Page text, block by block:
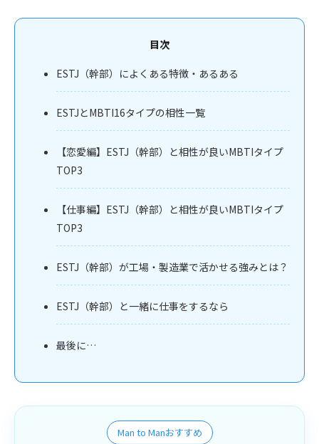
目次
ESTJ（幹部）によくある特徴・あるある
ESTJとMBTI16タイプの相性一覧
【恋愛編】ESTJ（幹部）と相性が良いMBTIタイプ
TOP3
【仕事編】ESTJ（幹部）と相性が良いMBTIタイプ
TOP3
ESTJ（幹部）が工場・製造業で活かせる強みとは？
ESTJ（幹部）と一緒に仕事をするなら
最後に…
Man to Manおすすめ